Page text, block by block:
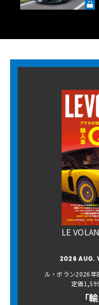
LE
2026 AUG.
ル・ボラン2026
定価
「